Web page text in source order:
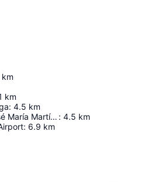
km
km
: 4.5 km
Palacio de Deportes José María Martín Carpena : 4.5 km
: 6.9 km